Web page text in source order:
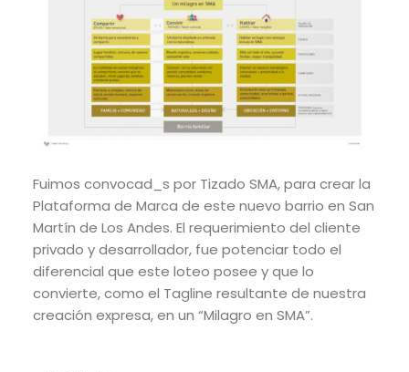
Fuimos convocad_s por Tizado SMA, para crear la
Plataforma de Marca de este nuevo barrio en San
Martín de Los Andes. El requerimiento del cliente
privado y desarrollador, fue potenciar todo el
diferencial que este loteo posee y que lo
convierte, como el Tagline resultante de nuestra
creación expresa, en un “Milagro en SMA”.